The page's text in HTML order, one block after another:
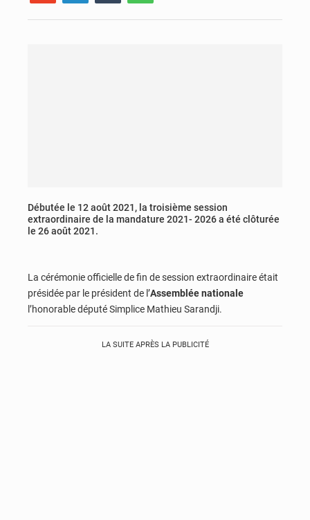
Débutée le 12 août 2021, la troisième session
extraordinaire de la mandature 2021- 2026 a été clôturée
le 26 août 2021.
La cérémonie officielle de fin de session extraordinaire était
présidée par le président de l’Assemblée nationale
l’honorable député Simplice Mathieu Sarandji.
LA SUITE APRÈS LA PUBLICITÉ